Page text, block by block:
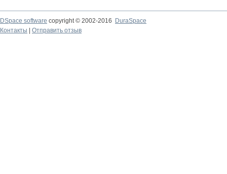
DSpace software copyright © 2002-2016
DuraSpace
Контакты
Отправить отзыв